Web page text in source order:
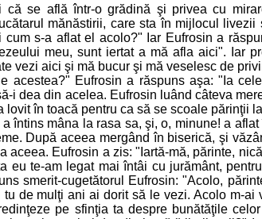
că se află într-o grădină şi privea cu
mănăstirii, care sta în mijlocul livezii
s-a aflat el acolo?" Iar Eufrosin a
meu, sunt iertat a mă afla aici". Iar
vezi aici şi mă bucur şi mă veselesc de
Eufrosin a răspuns aşa: "Ia
i dea din acelea. Eufrosin luând câteva
în toacă pentru ca să se scoale părinţii
întins mâna la rasa sa, şi, o, minune! a
După aceea mergând în biserică, şi
Eufrosin a zis: "Iartă-mă, părinte,
eu te-am legat mai întâi cu jurământ,
smerit-cugetătorul Eufrosin: "Acolo,
de mulţi ani ai dorit să le vezi. Acolo m-ai
pe sfinţia ta despre bunătăţile